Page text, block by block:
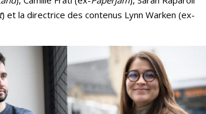
) et la directrice des contenus Lynn Warken (ex-